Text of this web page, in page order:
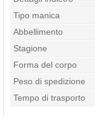
Tipo manica
Abbellimento
Stagione
Forma del corpo
Peso di spedizione
Tempo di trasporto